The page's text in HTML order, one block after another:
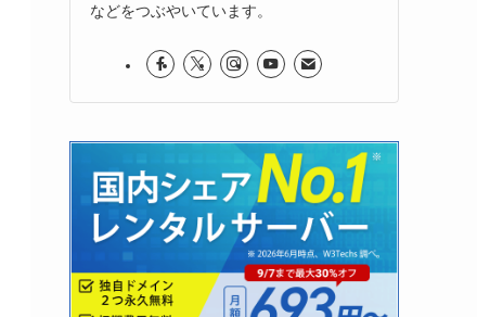
などをつぶやいています。